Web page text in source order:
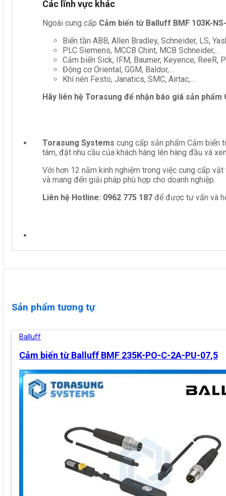
Các lĩnh vực khác
Ngoài cung cấp Cảm biến từ Balluff BMF 103K-
Biến tần ABB, Allen Bradley, Schneider, LS,
PLC Siemens, MCCB Chint, MCB Schneider,…
Cảm biến Sick, IFM, Baumer, Keyence, ReeR,
Động cơ Oriental, GGM, Baldor,…
Khí nén Festo, Janatics, SMC, Airtac,…
Hãy liên hệ Torasung để nhận báo giá sản phẩm
Torasung Systems cung cấp sản phẩm Cảm biến
tâm, đặt nhu cầu của khách hàng lên hàng đầu và
Với hơn 12 năm kinh nghiệm trong việc cung cấp
và mang đến giải pháp phù hợp cho doanh nghiệp.
Liên hệ Hotline: 0962 775 187 để được tư vấn và
Sản phẩm tương tự
Balluff
Cảm biến từ Balluff BMF 235K-PO-C-2A-PU-07,5